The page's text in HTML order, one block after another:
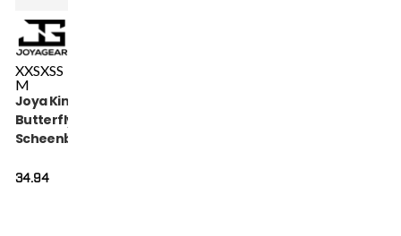
XXSXSS
M
Joya Kinder
Butterfly
Scheenbeschermers
34.94